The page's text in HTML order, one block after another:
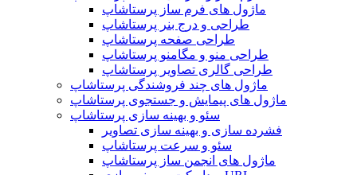
ماژول های فرم ساز پرستاشاپ
طراحی و درج بنر پرستاشاپ
طراحی صفحه پرستاشاپ
طراحی منو و مگامنو پرستاشاپ
طراحی گالری تصاویر پرستاشاپ
ماژول های چند فروشندگی پرستاشاپ
ماژول های پیمایش و جستجوی پرستاشاپ
سئو و بهینه سازی پرستاشاپ
فشرده سازی و بهینه سازی تصاویر
سئو و سرعت پرستاشاپ
ماژول های انجمن ساز پرستاشاپ